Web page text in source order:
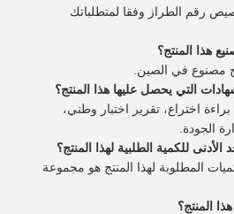
رقم الطراز وفقا لمتطلباتك
هذا المنتج؟
مصنوع في الصين.
التي يحصل عليها هذا المنتج؟
براءة اختراع، تقرير اختبار وطني،
الجودة.
للكمية الطلبية لهذا المنتج؟
المطلوبة لهذا المنتج هو مجموعة
المنتج؟